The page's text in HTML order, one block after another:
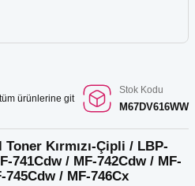
ürünlerine git
Stok Kodu
M67DV616WW
Kırmızı-Çipli / LBP-
741Cdw / MF-742Cdw / MF-
745Cdw / MF-746Cx